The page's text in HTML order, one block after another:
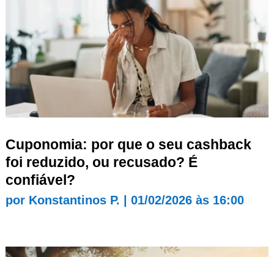
Cuponomia: por que o seu cashback
foi reduzido, ou recusado? É
confiável?
por Konstantinos P. 01/02/2026 às 16:00